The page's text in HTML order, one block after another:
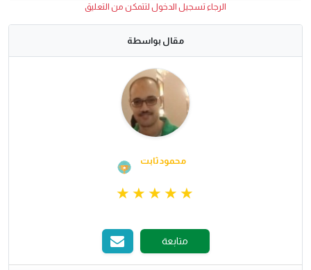
الرجاء تسجيل الدخول لتتمكن من التعليق
مقال بواسطة
محمود ثابت
متابعة